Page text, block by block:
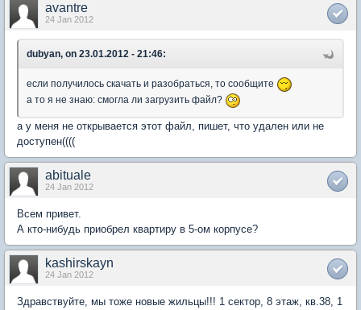
avantre
24 Jan 2012
dubyan, on 23.01.2012 - 21:46:
если получилось скачать и разобраться, то сообщите
а то я не знаю: смогла ли загрузить файл?
а у меня не открывается этот файл, пишет, что удален или не
доступен((((
abituale
24 Jan 2012
Всем привет.
А кто-нибудь приобрел квартиру в 5-ом корпусе?
kashirskayn
24 Jan 2012
Здравствуйте, мы тоже новые жильцы!!! 1 сектор, 8 этаж, кв.38, 1